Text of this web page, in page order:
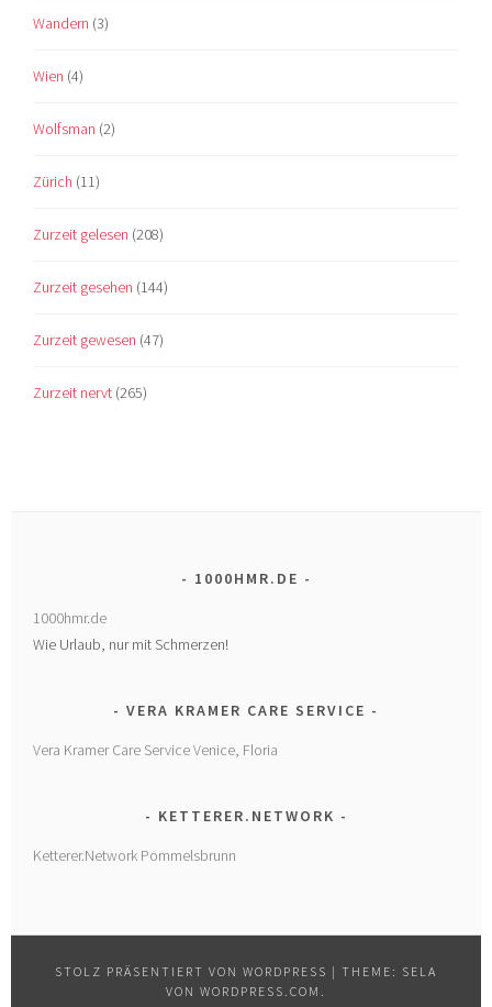
Wandern (3)
Wien (4)
Wolfsman (2)
Zürich (11)
Zurzeit gelesen (208)
Zurzeit gesehen (144)
Zurzeit gewesen (47)
Zurzeit nervt (265)
1000HMR.DE
1000hmr.de
Wie Urlaub, nur mit Schmerzen!
VERA KRAMER CARE SERVICE
Vera Kramer Care Service Venice, Floria
KETTERER.NETWORK
Ketterer.Network Pommelsbrunn
STOLZ PRÄSENTIERT VON WORDPRESS | THEME: SELA
VON WORDPRESS.COM